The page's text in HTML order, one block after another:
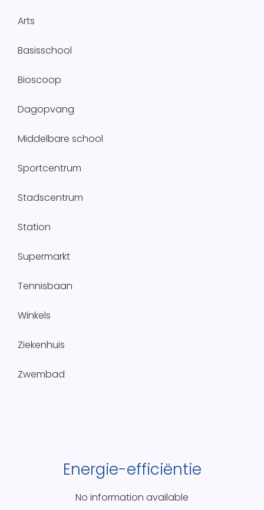
Arts
Basisschool
Bioscoop
Dagopvang
Middelbare school
Sportcentrum
Stadscentrum
Station
Supermarkt
Tennisbaan
Winkels
Ziekenhuis
Zwembad
Energie-efficiëntie
No information available